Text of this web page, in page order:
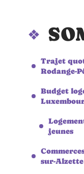
Trajet
Rodange-
Budget
jeunes
sur-